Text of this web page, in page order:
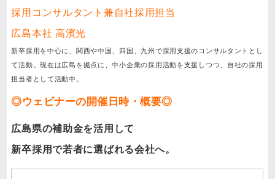
採用コンサルタント兼自社採用担当
広島本社 高濱光
新卒採用を中心に、関西や中国、四国、九州で採用支援のコンサルタントとし
て活動。現在は広島を拠点に、中小企業の採用活動を支援しつつ、自社の採用
担当者として活動中。
◎ウェビナーの開催日時・概要◎
広島県の補助金を活用して
新卒採用で若者に選ばれる会社へ。